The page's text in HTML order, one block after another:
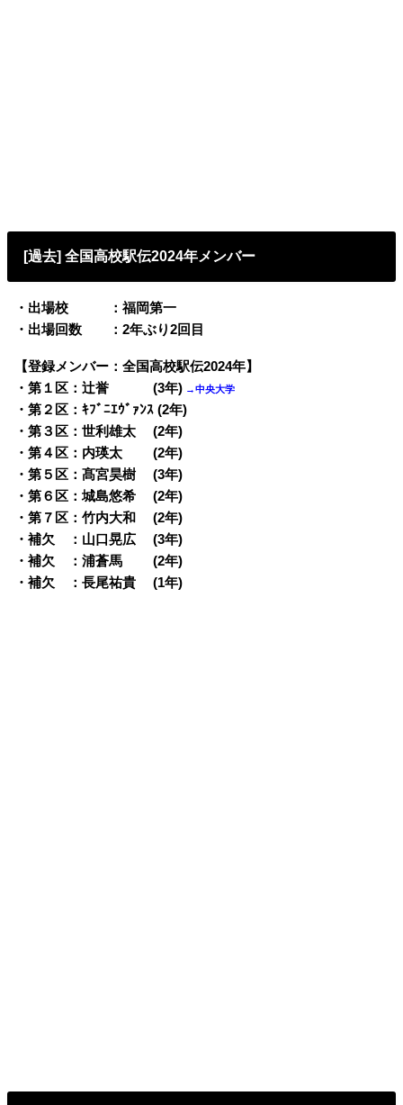
[過去] 全国高校駅伝2024年メンバー
・出場校 ：福岡第一
・出場回数 ：2年ぶり2回目
【登録メンバー：全国高校駅伝2024年】
・第１区：辻誉 (3年) →中央大学
・第２区：ｷﾌﾞﾆｴｳﾞｧﾝｽ (2年)
・第３区：世利雄太 (2年)
・第４区：内瑛太 (2年)
・第５区：髙宮昊樹 (3年)
・第６区：城島悠希 (2年)
・第７区：竹内大和 (2年)
・補欠 ：山口晃広 (3年)
・補欠 ：浦蒼馬 (2年)
・補欠 ：長尾祐貴 (1年)